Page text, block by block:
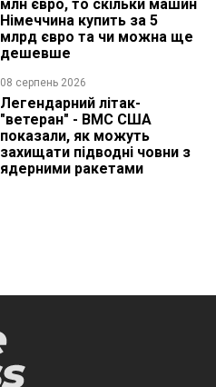
млн євро, то скільки машин
Німеччина купить за 5
млрд євро та чи можна ще
дешевше
08 серпень 2026
Легендарний літак-
"ветеран" - ВМС США
показали, як можуть
захищати підводні човни з
ядерними ракетами